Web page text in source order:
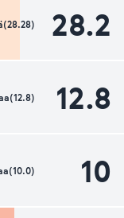
28.2
12.8
10